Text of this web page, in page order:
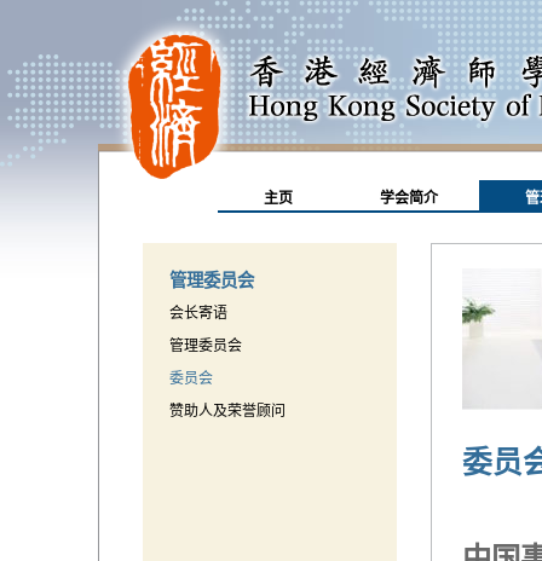
主页 学会简介
管理委员会
会长寄语
管理委员会
委员会
赞助人及荣誉顾问
委员